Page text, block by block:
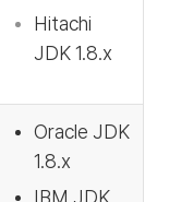
Hitachi
JDK 1.8.x
Oracle JDK
1.8.x
IBM JDK